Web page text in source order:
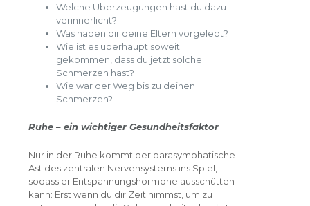
Welche Überzeugungen hast du dazu
verinnerlicht?
Was haben dir deine Eltern vorgelebt?
Wie ist es überhaupt soweit
gekommen, dass du jetzt solche
Schmerzen hast?
Wie war der Weg bis zu deinen
Schmerzen?
Ruhe – ein wichtiger Gesundheitsfaktor
Nur in der Ruhe kommt der parasymphatische
Ast des zentralen Nervensystems ins Spiel,
sodass er Entspannungshormone ausschütten
kann: Erst wenn du dir Zeit nimmst, um zu